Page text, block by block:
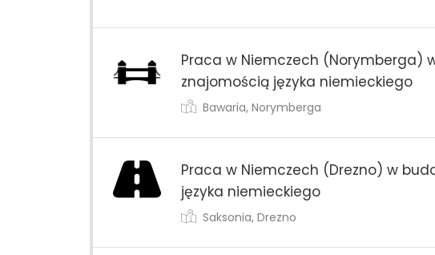
Praca w Niemczech (Norymberga)
znajomością języka niemieckiego
Bawaria, Norymberga
Praca w Niemczech (Drezno) w
języka niemieckiego
Saksonia, Drezno